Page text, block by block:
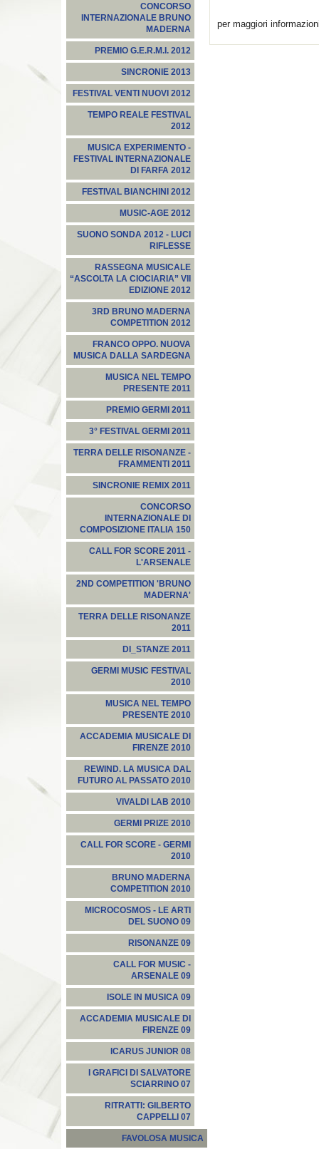
CONCORSO
INTERNAZIONALE BRUNO
MADERNA
PREMIO G.E.R.M.I. 2012
SINCRONIE 2013
FESTIVAL VENTI NUOVI 2012
TEMPO REALE FESTIVAL
2012
MUSICA EXPERIMENTO -
FESTIVAL INTERNAZIONALE
DI FARFA 2012
FESTIVAL BIANCHINI 2012
MUSIC-AGE 2012
SUONO SONDA 2012 - LUCI
RIFLESSE
RASSEGNA MUSICALE
“ASCOLTA LA CIOCIARIA” VII
EDIZIONE 2012
3RD BRUNO MADERNA
COMPETITION 2012
FRANCO OPPO. NUOVA
MUSICA DALLA SARDEGNA
MUSICA NEL TEMPO
PRESENTE 2011
PREMIO GERMI 2011
3° FESTIVAL GERMI 2011
TERRA DELLE RISONANZE -
FRAMMENTI 2011
SINCRONIE REMIX 2011
CONCORSO
INTERNAZIONALE DI
COMPOSIZIONE ITALIA 150
CALL FOR SCORE 2011 -
L'ARSENALE
2ND COMPETITION 'BRUNO
MADERNA'
TERRA DELLE RISONANZE
2011
DI_STANZE 2011
GERMI MUSIC FESTIVAL
2010
MUSICA NEL TEMPO
PRESENTE 2010
ACCADEMIA MUSICALE DI
FIRENZE 2010
REWIND. LA MUSICA DAL
FUTURO AL PASSATO 2010
VIVALDI LAB 2010
GERMI PRIZE 2010
CALL FOR SCORE - GERMI
2010
BRUNO MADERNA
COMPETITION 2010
MICROCOSMOS - LE ARTI
DEL SUONO 09
RISONANZE 09
CALL FOR MUSIC -
ARSENALE 09
ISOLE IN MUSICA 09
ACCADEMIA MUSICALE DI
FIRENZE 09
ICARUS JUNIOR 08
I GRAFICI DI SALVATORE
SCIARRINO 07
RITRATTI: GILBERTO
CAPPELLI 07
FAVOLOSA MUSICA
per maggiori